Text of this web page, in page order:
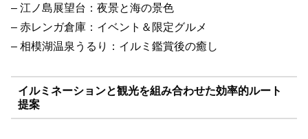
– 江ノ島展望台：夜景と海の景色
– 赤レンガ倉庫：イベント＆限定グルメ
– 相模湖温泉うるり：イルミ鑑賞後の癒し
イルミネーションと観光を組み合わせた効率的ルート
提案